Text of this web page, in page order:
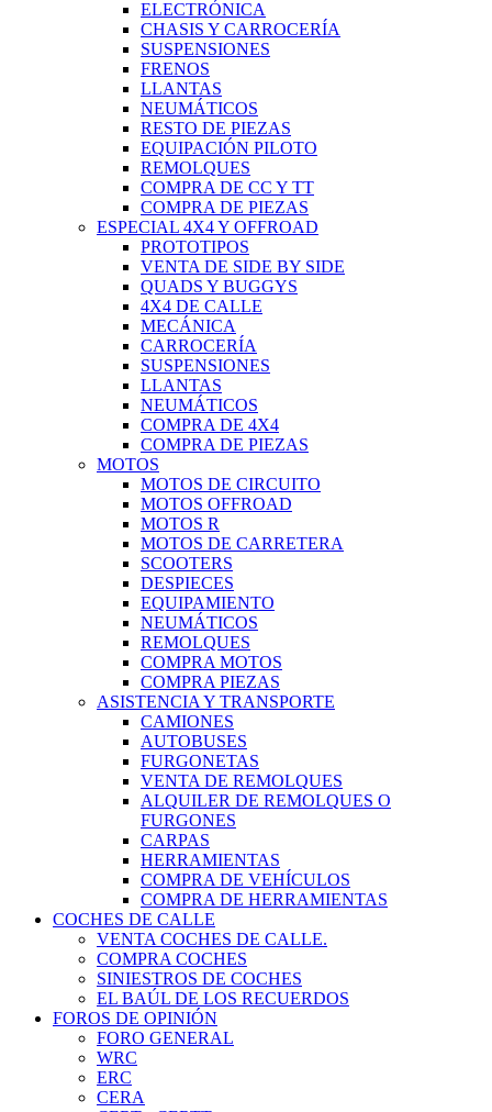
ELECTRÓNICA
CHASIS Y CARROCERÍA
SUSPENSIONES
FRENOS
LLANTAS
NEUMÁTICOS
RESTO DE PIEZAS
EQUIPACIÓN PILOTO
REMOLQUES
COMPRA DE CC Y TT
COMPRA DE PIEZAS
ESPECIAL 4X4 Y OFFROAD
PROTOTIPOS
VENTA DE SIDE BY SIDE
QUADS Y BUGGYS
4X4 DE CALLE
MECÁNICA
CARROCERÍA
SUSPENSIONES
LLANTAS
NEUMÁTICOS
COMPRA DE 4X4
COMPRA DE PIEZAS
MOTOS
MOTOS DE CIRCUITO
MOTOS OFFROAD
MOTOS R
MOTOS DE CARRETERA
SCOOTERS
DESPIECES
EQUIPAMIENTO
NEUMÁTICOS
REMOLQUES
COMPRA MOTOS
COMPRA PIEZAS
ASISTENCIA Y TRANSPORTE
CAMIONES
AUTOBUSES
FURGONETAS
VENTA DE REMOLQUES
ALQUILER DE REMOLQUES O
FURGONES
CARPAS
HERRAMIENTAS
COMPRA DE VEHÍCULOS
COMPRA DE HERRAMIENTAS
COCHES DE CALLE
VENTA COCHES DE CALLE.
COMPRA COCHES
SINIESTROS DE COCHES
EL BAÚL DE LOS RECUERDOS
FOROS DE OPINIÓN
FORO GENERAL
WRC
ERC
CERA